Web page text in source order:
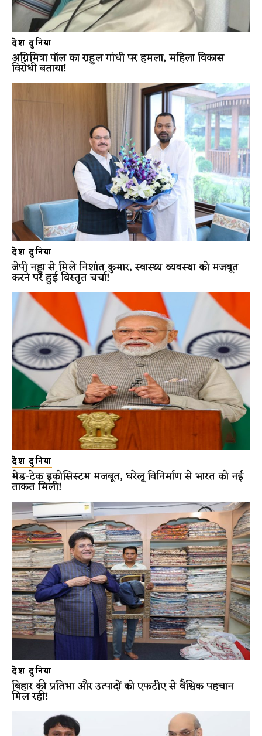
देश दुनिया
अग्निमित्रा पॉल का राहुल गांधी पर हमला, महिला विकास
विरोधी बताया!
देश दुनिया
जेपी नड्डा से मिले निशांत कुमार, स्वास्थ्य व्यवस्था को मजबूत
करने पर हुई विस्तृत चर्चा!
देश दुनिया
मेड-टेक इकोसिस्टम मजबूत, घरेलू विनिर्माण से भारत को नई
ताकत मिली!
देश दुनिया
बिहार की प्रतिभा और उत्पादों को एफटीए से वैश्विक पहचान
मिल रही!